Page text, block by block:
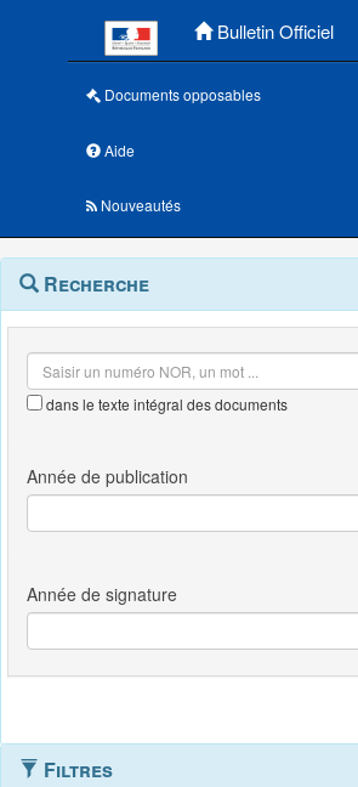
Bulletin Officiel
Documents opposables
Aide
Nouveautés
Navigation
outils
Menu
contextuel
Recherche
dans le texte intégral des documents
Filtres